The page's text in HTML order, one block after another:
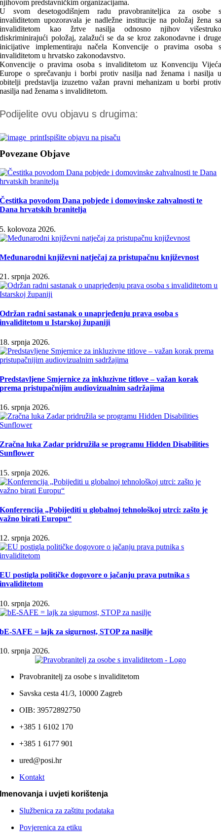
njihovom predstavničkim organizacijama.
U svom desetogodišnjem radu pravobraniteljica za osobe s
invaliditetom upozoravala je nadležne institucije na položaj žena sa
invaliditetom kao žrtve nasilja odnosno njihov višestruko
diskriminirajući položaj, zalažući se da se kroz zakonodavne i druge
inicijative implementiraju načela Konvencije o pravima osoba s
invaliditetom u hrvatsko zakonodavstvo.
Konvencije o pravima osoba s invaliditetom uz Konvenciju Vijeća
Europe o sprečavanju i borbi protiv nasilja nad ženama i nasilja u
obitelji predstavlja izuzetno važan pravni mehanizam u borbi protiv
nasilja nad ženama s invaliditetom.
Podijelite ovu objavu s drugima:
Ispišite objavu na pisaču
Povezane Objave
Čestitka povodom Dana pobjede i domovinske zahvalnosti te
Dana hrvatskih branitelja
5. kolovoza 2026.
Međunarodni književni natječaj za pristupačnu književnost
21. srpnja 2026.
Održan radni sastanak o unaprjeđenju prava osoba s
invaliditetom u Istarskoj županiji
18. srpnja 2026.
Predstavljene Smjernice za inkluzivne titlove – važan korak
prema pristupačnijim audiovizualnim sadržajima
16. srpnja 2026.
Zračna luka Zadar pridružila se programu Hidden Disabilities
Sunflower
15. srpnja 2026.
Konferencija „Pobijediti u globalnoj tehnološkoj utrci: zašto je
važno birati Europu“
12. srpnja 2026.
EU postigla političke dogovore o jačanju prava putnika s
invaliditetom
10. srpnja 2026.
bE-SAFE = lajk za sigurnost, STOP za nasilje
10. srpnja 2026.
Pravobranitelj za osobe s invaliditetom
Savska cesta 41/3, 10000 Zagreb
OIB: 39572892750
+385 1 6102 170
+385 1 6177 901
ured@posi.hr
Kontakt
Imenovanja i uvjeti korištenja
Službenica za zaštitu podataka
Povjerenica za etiku